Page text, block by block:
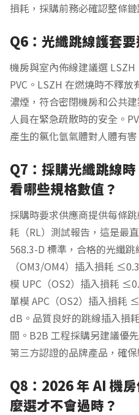
損耗，採購前務必確認整條
Q6：光纖跳線護套
機房與室內佈線建議選
PVC。LSZH 在燃燒時不釋
濃煙，符合密閉機房和公共
人員在緊急疏散時的安全。
產生的氯化氫氣體對人體有
Q7：採購光纖跳線
看哪些規格數值？
採購時要求供應商提供每條
耗（RL）測試報告，這是最
568.3-D 標準，合格的光纖
（OM3/OM4）插入損耗
模 UPC（OS2）插入損耗
單模 APC（OS2）插入損耗
dB。品質良好的跳線插入損
間。B2B 工程採購另建議優
第三方認證的品牌產品，確
Q8：2026 年 AI 機
麼選才不會過時？